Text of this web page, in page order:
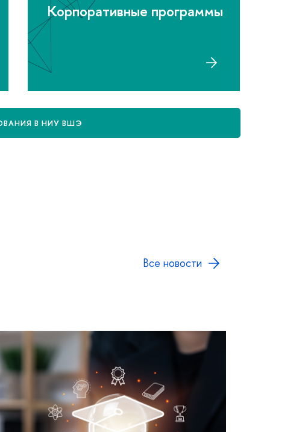
Корпоративные программы
В НИУ ВШЭ
се новости